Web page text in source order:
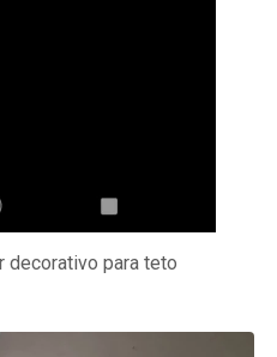
decorativo para teto